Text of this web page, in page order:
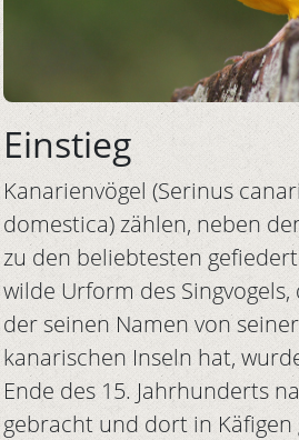
Einstieg
Kanarienvögel (Serinus
domestica) zählen, neben
zu den beliebtesten
wilde Urform des
der seinen Namen von
kanarischen Inseln hat,
Ende des 15. Jahrhunderts
gebracht und dort in Käfigen